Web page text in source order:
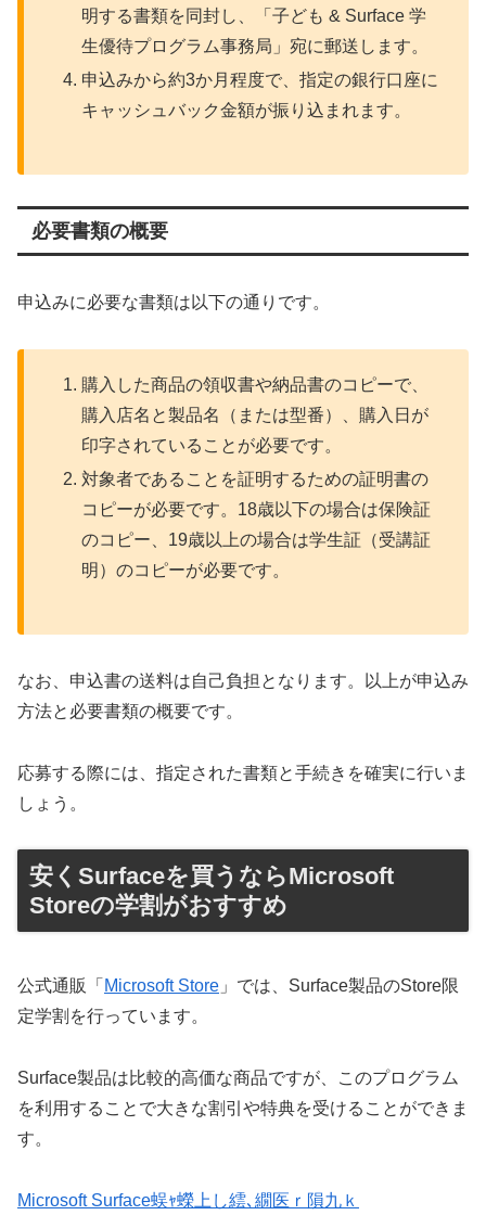
明する書類を同封し、「子ども & Surface 学
生優待プログラム事務局」宛に郵送します。
申込みから約3か月程度で、指定の銀行口座に
キャッシュバック金額が振り込まれます。
必要書類の概要
申込みに必要な書類は以下の通りです。
購入した商品の領収書や納品書のコピーで、
購入店名と製品名（または型番）、購入日が
印字されていることが必要です。
対象者であることを証明するための証明書の
コピーが必要です。18歳以下の場合は保険証
のコピー、19歳以上の場合は学生証（受講証
明）のコピーが必要です。
なお、申込書の送料は自己負担となります。以上が申込み
方法と必要書類の概要です。
応募する際には、指定された書類と手続きを確実に行いま
しょう。
安くSurfaceを買うならMicrosoft
Storeの学割がおすすめ
公式通販「 Microsoft Store 」では、Surface製品のStore限
定学割を行っています。
Surface製品は比較的高価な商品ですが、このプログラム
を利用することで大きな割引や特典を受けることができま
す。
Microsoft Surface蜈ｬ蠑上し繧､繝医ｒ隕九ｋ